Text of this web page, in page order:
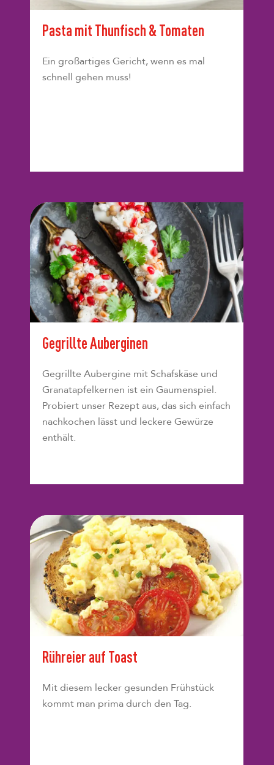
Pasta mit Thunfisch & Tomaten
Ein großartiges Gericht, wenn es mal
schnell gehen muss!
Gegrillte Auberginen
Gegrillte Aubergine mit Schafskäse und
Granatapfelkernen ist ein Gaumenspiel.
Probiert unser Rezept aus, das sich einfach
nachkochen lässt und leckere Gewürze
enthält.
Rühreier auf Toast
Mit diesem lecker gesunden Frühstück
kommt man prima durch den Tag.